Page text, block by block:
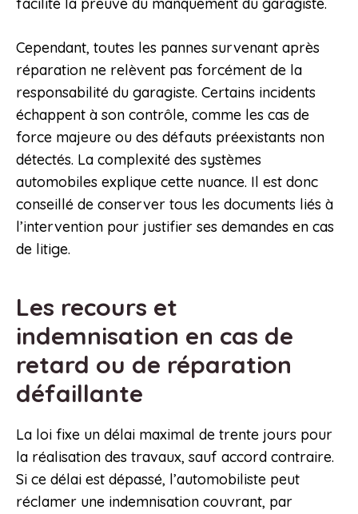
facilite la preuve du manquement du garagiste.
Cependant, toutes les pannes survenant après
réparation ne relèvent pas forcément de la
responsabilité du garagiste. Certains incidents
échappent à son contrôle, comme les cas de
force majeure ou des défauts préexistants non
détectés. La complexité des systèmes
automobiles explique cette nuance. Il est donc
conseillé de conserver tous les documents liés à
l’intervention pour justifier ses demandes en cas
de litige.
Les recours et
indemnisation en cas de
retard ou de réparation
défaillante
La loi fixe un délai maximal de trente jours pour
la réalisation des travaux, sauf accord contraire.
Si ce délai est dépassé, l’automobiliste peut
réclamer une indemnisation couvrant, par